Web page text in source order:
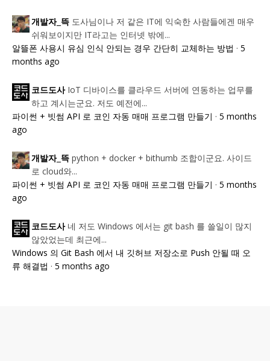
개발자_뜩 도사님이나 저 같은 IT에 익숙한 사람들에겐 매우
쉬워보이지만 IT라고는 인터넷 밖에...
알뜰폰 사용시 유심 인식 안되는 경우 간단히 교체하는 방법 · 5
months ago
코드도사 IoT 디바이스를 클라우드 서버에 연동하는 업무를
하고 계시는군요. 저도 예전에...
파이썬 + 빗썸 API 로 코인 자동 매매 프로그램 만들기 · 5 months
ago
개발자_뜩 python + docker + bithumb 조합이군요. 사이드
로 cloud와...
파이썬 + 빗썸 API 로 코인 자동 매매 프로그램 만들기 · 5 months
ago
코드도사 네 저도 Windows 에서는 git bash 를 쓸일이 많지
않았었는데 최근에...
Windows 의 Git Bash 에서 내 깃허브 저장소로 Push 안될 때 오
류 해결법 · 5 months ago